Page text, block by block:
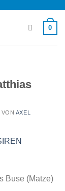
0
VON AXEL
Buse (Matze)